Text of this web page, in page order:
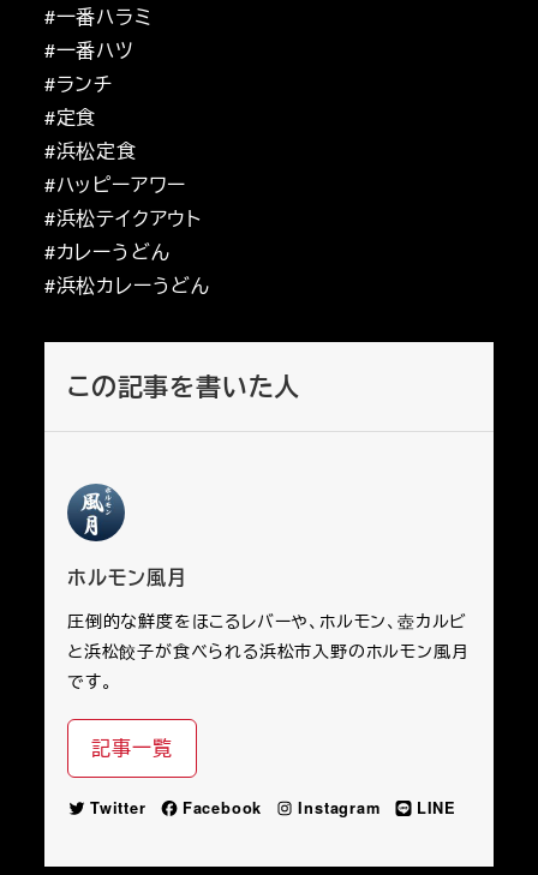
#一番ハラミ
#一番ハツ
#ランチ
#定食
#浜松定食
#ハッピーアワー
#浜松テイクアウト
#カレーうどん
#浜松カレーうどん
この記事を書いた人
ホルモン風月
圧倒的な鮮度をほこるレバーや、ホルモン、壺カルビ
と浜松餃子が食べられる浜松市入野のホルモン風月
です。
記事一覧
Twitter Facebook Instagram LINE